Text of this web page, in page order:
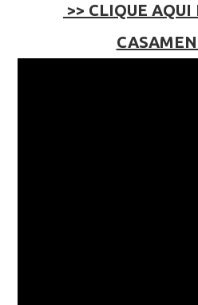
>> CLIQUE AQUI